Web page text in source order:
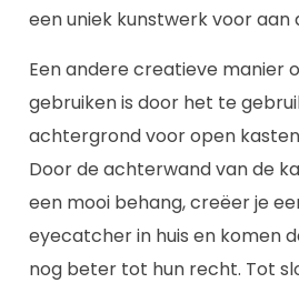
een uniek kunstwerk voor aan
Een andere creatieve manier
gebruiken is door het te
achtergrond voor open
Door de achterwand van de
een mooi behang, creëer je
eyecatcher in huis en komen
nog beter tot hun recht. Tot